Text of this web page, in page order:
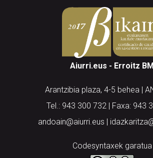
Aiurri.eus - Erroitz BM
Arantzibia plaza, 4-5 behea |
Tel.: 943 300 732 | Faxa: 943
andoain@aiurri.eus |
Codesyntaxek garatua